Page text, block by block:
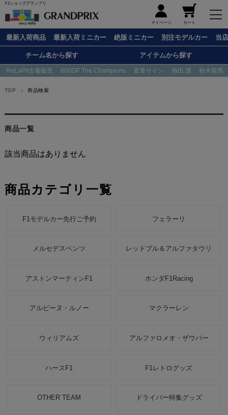
F1ショップグランプリ
マイページ カート
最新入荷商品 最新入荷ミニカー 絶版ミニカー 別注モデルカー 当
チーム名から探す アイテムから探す
ReLaPit古着販売 600GP The Champions 直筆サイン 熱田 護 柏木龍馬
TOP 商品検索
商品一覧
該当商品はありません
商品カテゴリ一覧
F1モデルカー先行ご予約 フェラーリ
メルセデスベンツ レッドブル＆アルファタウリ
アストンマーティンF1 ホンダF1Racing
アルピーヌ・ルノー マクラーレン
ウィリアムズ アルファロメオ・ザウバー
ハースF1 F1レトログッズ
OTHER TEAM ドライバー特集グッズ